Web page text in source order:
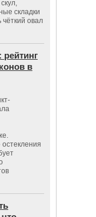
складки
овал
рейтинг
в